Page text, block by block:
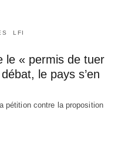
LFI
le « permis de tuer
le pays s’en
pétition contre la proposition